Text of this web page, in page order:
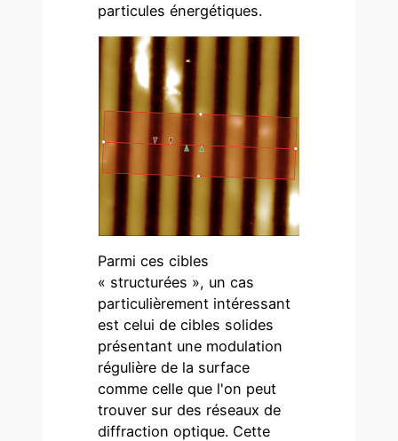
particules énergétiques.
Parmi ces cibles
« structurées », un cas
particulièrement intéressant
est celui de cibles solides
présentant une modulation
régulière de la surface
comme celle que l'on peut
trouver sur des réseaux de
diffraction optique. Cette